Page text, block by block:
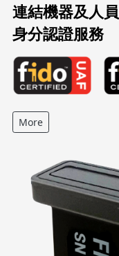
連結機器及人
身分認證服務
More